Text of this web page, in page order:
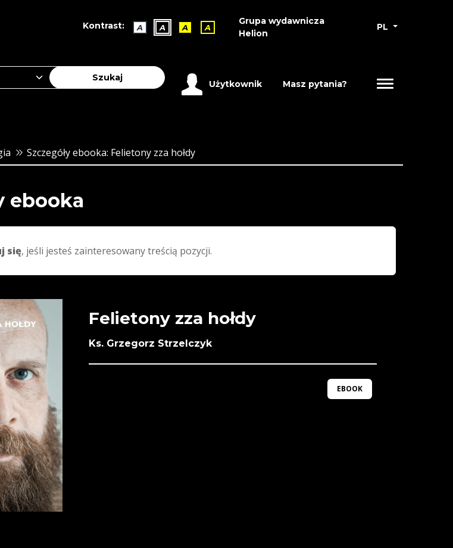
Kontrast: A A A A
Grupa wydawnicza
Helion
PL
Szukaj
Użytkownik Masz pytania?
Szczegóły ebooka: Felietony zza hołdy
ebooka
się, jeśli jesteś zainteresowany treścią pozycji.
Felietony zza hołdy
Ks. Grzegorz Strzelczyk
EBOOK